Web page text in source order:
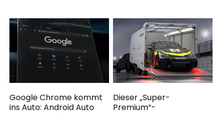
Google Chrome kommt
ins Auto: Android Auto
Dieser „Super-
Premium“-